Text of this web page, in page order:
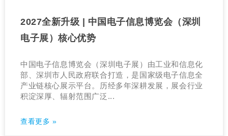
2027全新升级 | 中国电子信息博览会（深圳
电子展）核心优势
中国电子信息博览会（深圳电子展）由工业和信息化
部、深圳市人民政府联合打造，是国家级电子信息全
产业链核心展示平台。历经多年深耕发展，展会行业
积淀深厚、辐射范围广泛...
查看更多 »